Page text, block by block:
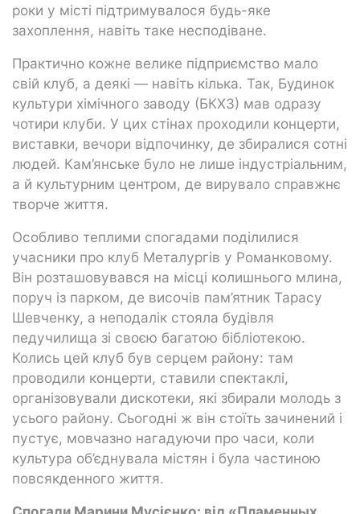
роки у місті підтримувалося будь-яке
захоплення, навіть таке несподіване.
Практично кожне велике підприємство мало
свій клуб, а деякі — навіть кілька. Так, Будинок
культури хімічного заводу (БКХЗ) мав одразу
чотири клуби. У цих стінах проходили концерти,
виставки, вечори відпочинку, де збиралися сотні
людей. Кам’янське було не лише індустріальним,
а й культурним центром, де вирувало справжнє
творче життя.
Особливо теплими спогадами поділилися
учасники про клуб Металургів у Романковому.
Він розташовувався на місці колишнього млина,
поруч із парком, де височів пам’ятник Тарасу
Шевченку, а неподалік стояла будівля
педучилища зі своєю багатою бібліотекою.
Колись цей клуб був серцем району: там
проводили концерти, ставили спектаклі,
організовували дискотеки, які збирали молодь з
усього району. Сьогодні ж він стоїть зачинений і
пустує, мовчазно нагадуючи про часи, коли
культура об’єднувала містян і була частиною
повсякденного життя.